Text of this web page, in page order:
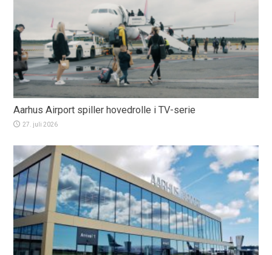
Aarhus Airport spiller hovedrolle i TV-serie
27. juli 2026